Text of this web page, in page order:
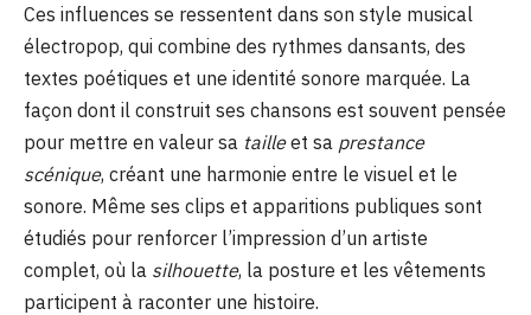
Ces influences se ressentent dans son style musical
électropop, qui combine des rythmes dansants, des
textes poétiques et une identité sonore marquée. La
façon dont il construit ses chansons est souvent pensée
pour mettre en valeur sa tailleet sa prestance
scénique, créant une harmonie entre le visuel et le
sonore. Même ses clips et apparitions publiques sont
étudiés pour renforcer l’impression d’un artiste
complet, où la silhouette, la posture et les vêtements
participent à raconter une histoire.